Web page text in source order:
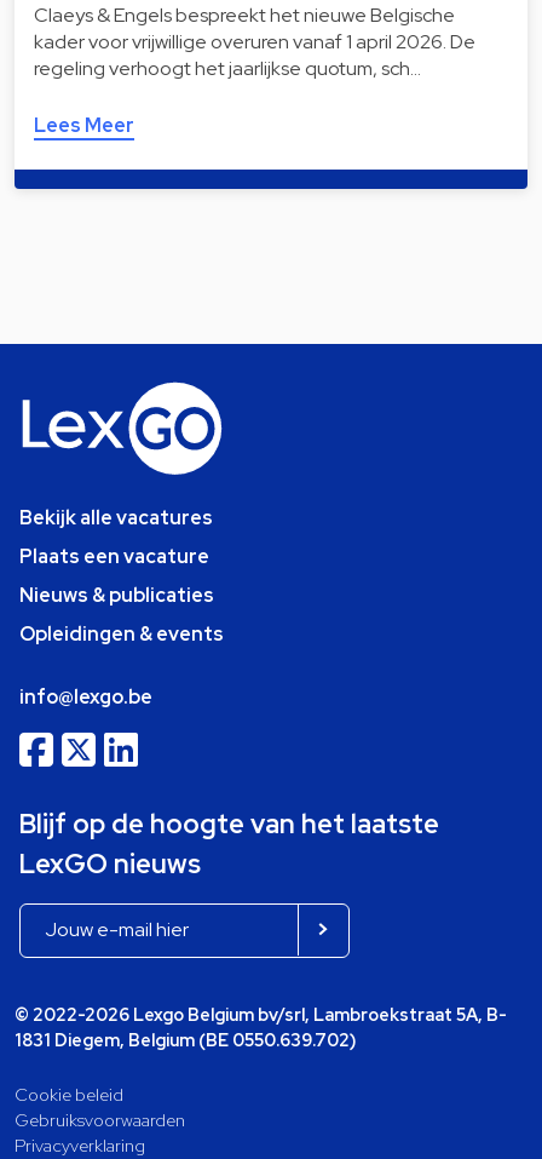
Claeys & Engels bespreekt het nieuwe Belgische
kader voor vrijwillige overuren vanaf 1 april 2026. De
regeling verhoogt het jaarlijkse quotum, sch…
Lees Meer
Bekijk alle vacatures
Plaats een vacature
Nieuws & publicaties
Opleidingen & events
info@lexgo.be
Blijf op de hoogte van het laatste
LexGO nieuws
© 2022-2026 Lexgo Belgium bv/srl, Lambroekstraat 5A, B-
1831 Diegem, Belgium (BE 0550.639.702)
Cookie beleid
Gebruiksvoorwaarden
Privacyverklaring